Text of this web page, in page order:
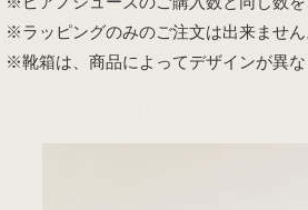
※ラッピングのみのご注文は出来ません
※靴箱は、商品によってデザインが異な